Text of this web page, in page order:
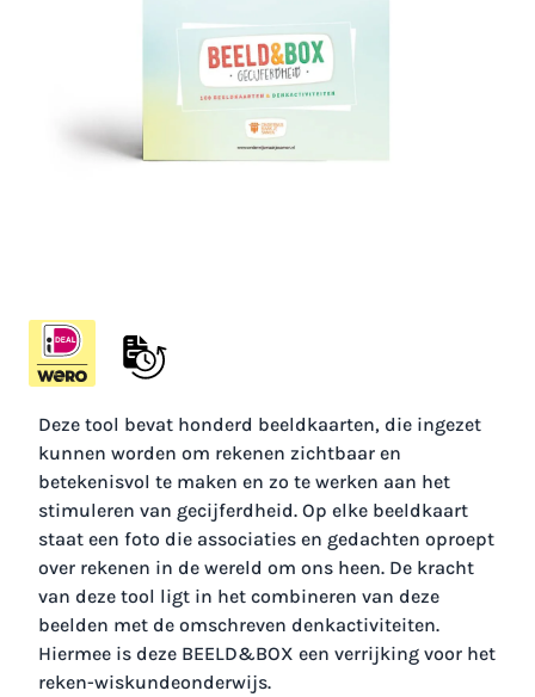
BEELD&BOX Gecijferdheid
Maak rekenen zichtbaar en betekenisvol
€ 27,50
€ 22,73
Op voorraad
Deze tool bevat honderd beeldkaarten, die ingezet
kunnen worden om rekenen zichtbaar en
betekenisvol te maken en zo te werken aan het
stimuleren van gecijferdheid. Op elke beeldkaart
staat een foto die associaties en gedachten oproept
over rekenen in de wereld om ons heen. De kracht
van deze tool ligt in het combineren van deze
beelden met de omschreven denkactiviteiten.
Hiermee is deze BEELD&BOX een verrijking voor het
reken-wiskundeonderwijs.